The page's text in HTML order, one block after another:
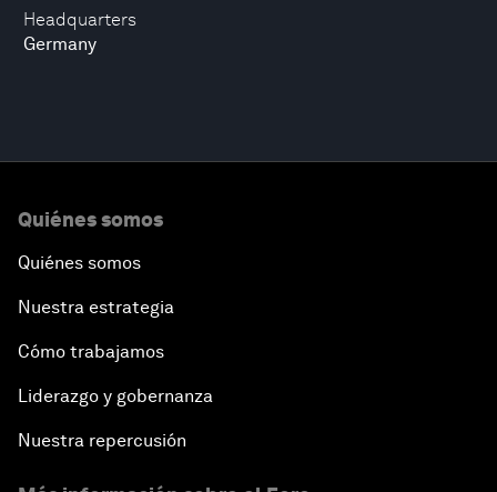
Headquarters
Germany
Quiénes somos
Quiénes somos
Nuestra estrategia
Cómo trabajamos
Liderazgo y gobernanza
Nuestra repercusión